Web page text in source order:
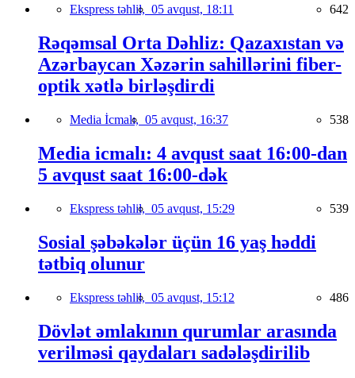
Ekspress təhlil, 05 avqust, 18:11 642
Rəqəmsal Orta Dəhliz: Qazaxıstan və
Azərbaycan Xəzərin sahillərini fiber-
optik xətlə birləşdirdi
Media İcmalı, 05 avqust, 16:37 538
Media icmalı: 4 avqust saat 16:00-dan
5 avqust saat 16:00-dək
Ekspress təhlil, 05 avqust, 15:29 539
Sosial şəbəkələr üçün 16 yaş həddi
tətbiq olunur
Ekspress təhlil, 05 avqust, 15:12 486
Dövlət əmlakının qurumlar arasında
verilməsi qaydaları sadələşdirilib